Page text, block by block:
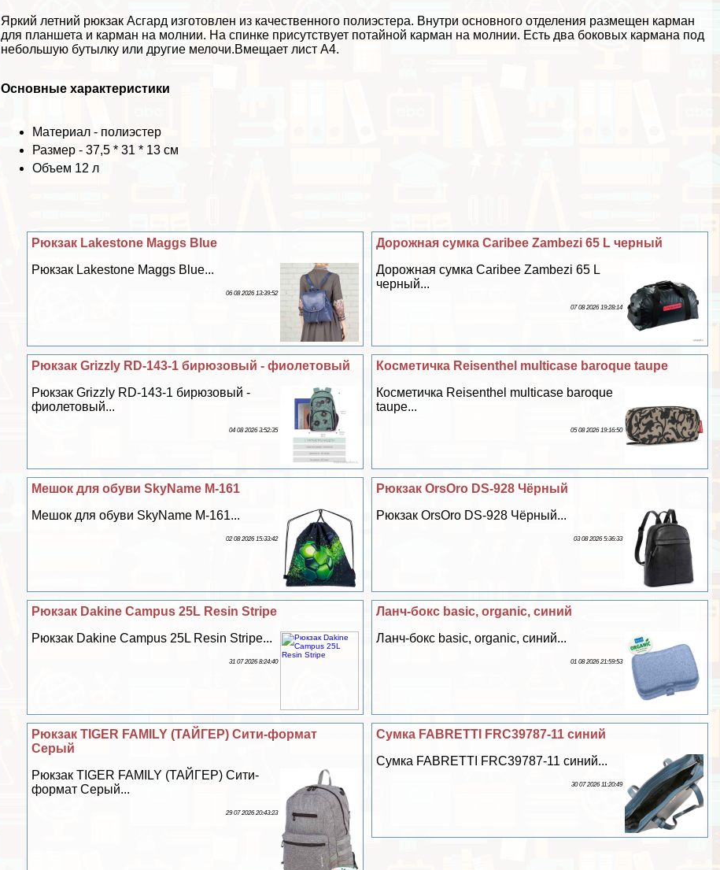
Яркий летний рюкзак Асгард изготовлен из качественного полиэстера. Внутри основного отделения размещен карман
для планшета и карман на молнии. На спинке присутствует потайной карман на молнии. Есть два боковых кармана под
небольшую бутылку или другие мелочи.Вмещает лист А4.
Основные хаpaктеристики
Материал - полиэстер
Размер - 37,5 * 31 * 13 см
Объем 12 л
Дорожная сумка Caribee Zambezi 65 L черный
Дорожная сумка Caribee Zambezi 65 L
черный...
07 08 2026 19:28:14
Рюкзак Lakestone Maggs Blue
Рюкзак Lakestone Maggs Blue...
06 08 2026 13:39:52
Косметичка Reisenthel multicase baroque taupe
Косметичка Reisenthel multicase baroque
taupe...
05 08 2026 19:16:50
Рюкзак Grizzly RD-143-1 бирюзовый - фиолетовый
Рюкзак Grizzly RD-143-1 бирюзовый -
фиолетовый...
04 08 2026 3:52:35
Рюкзак OrsOro DS-928 Чёрный
Рюкзак OrsOro DS-928 Чёрный...
03 08 2026 5:36:33
Мешок для обуви SkyName M-161
Мешок для обуви SkyName M-161...
02 08 2026 15:33:42
Ланч-бокс basic, organic, синий
Ланч-бокс basic, organic, синий...
01 08 2026 21:59:53
Рюкзак Dakine Campus 25L Resin Stripе
Рюкзак Dakine Campus 25L Resin Stripе...
31 07 2026 8:24:40
Сумка FABRETTI FRC39787-11 синий
Сумка FABRETTI FRC39787-11 синий...
30 07 2026 11:20:49
Рюкзак TIGER FAMILY (ТАЙГЕР) Сити-формат
Серый
Рюкзак TIGER FAMILY (ТАЙГЕР) Сити-
формат Серый...
29 07 2026 20:43:23